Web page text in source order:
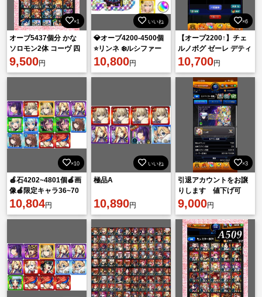
×1
オーブ5437個分 かな
ソロモン2体 コーヴ 四
葉 アルセーヌ ラファエ
ルα
9,500円
いいね
💎オーブ4200-4500個
⭐リンネ ❄️ルシファー
X2 🌙ヤクモ 👌マサム
ネ ⚡アナスタシ
10,800円
×6
【オーブ2200↑】チェ
ルノボグ ゼーレ デティ
アカル 運極 ルシファー
2 マサムネ
10,700円
×10
🍎石4202~4801個🍎画
像🍎限定キャラ36~70
体🍎ランダム星5星
6*152~212体
10,804円
いいね
極品A
10,890円
×3
引退アカウントをお譲
りします 値下げ可
9,000円